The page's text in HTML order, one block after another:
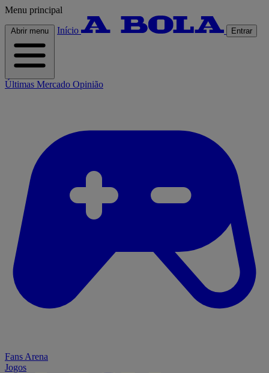
Menu principal
Abrir menu Início Entrar
Últimas Mercado Opinião
Fans Arena
Jogos